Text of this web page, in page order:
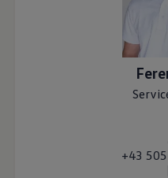
+43